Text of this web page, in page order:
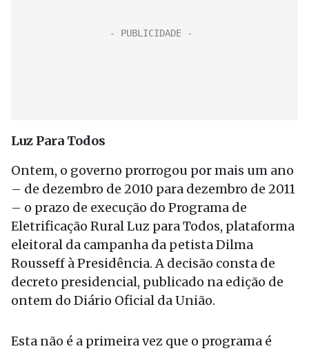
Luz Para Todos
Ontem, o governo prorrogou por mais um ano
– de dezembro de 2010 para dezembro de 2011
– o prazo de execução do Programa de
Eletrificação Rural Luz para Todos, plataforma
eleitoral da campanha da petista Dilma
Rousseff à Presidência. A decisão consta de
decreto presidencial, publicado na edição de
ontem do Diário Oficial da União.
Esta não é a primeira vez que o programa é